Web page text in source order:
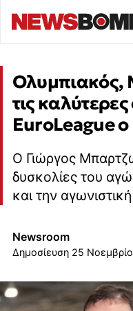
Ολυμπιακός,
τις
EuroLeague
Ο Γιώργος
δυσκολίες του
και την
Newsroom
25